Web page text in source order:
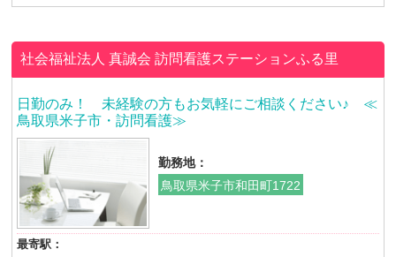
社会福祉法人 真誠会訪問看護ステーションふる里
日勤のみ！ 未経験の方もお気軽にご相談ください♪ ≪
鳥取県米子市・訪問看護≫
勤務地：
鳥取県米子市和田町1722
最寄駅：